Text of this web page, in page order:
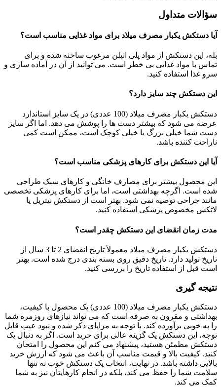
سؤالات متداول
آیا دستکش یکبار مصرف میلاد برای مواد غذایی مناسب است؟
بله، این دستکش از مواد پلی اتیلن مرغوب ساخته شده و برای
تماس با مواد غذایی بی خطر است. می توانید از آن در آماده سازی و
سرو غذا استفاده کنید.
این دستکش چند سایز دارد؟
دستکش یکبار مصرف میلاد (100 عددی) در یک سایز استاندارد
عرضه می شود که بیشتر دست ها را پوشش می دهد. اما اگر سایز
دست شما خیلی بزرگ یا خیلی کوچک است، ممکن است کمی
ناراحت کننده باشد.
آیا این دستکش برای کارهای پزشکی مناسب است؟
این محصول بیشتر برای مصارف خانگی و کارهای سبک طراحی
شده است. اگرچه بهداشتی است، اما برای کارهای پزشکی تخصصی
مانند جراحی توصیه نمی شود. بهتر است از دستکش نیتریل یا
لاتکس مخصوص پزشکی استفاده کنید.
مدت زمان انقضای این دستکش چقدر است؟
دستکش یکبار مصرف میلاد معمولاً تاریخ انقضای 2 تا 3 سال از
تاریخ تولید دارد. تاریخ دقیق روی بسته بندی درج شده است. بهتر
است قبل از استفاده تاریخ را بررسی کنید.
نتیجه گیری
دستکش یکبار مصرف میلاد (100 عددی) یک محصول با کیفیت،
بهداشتی و مقرون به صرفه است که می تواند نیازهای روزمره شما
را به خوبی برآورده کند. با توجه به مزایای ذکر شده و نبود عیب قابل
توجه، این دستکش یک گزینه عالی برای خرید است. اگر به دنبال یک
دستکش مطمئن هستید، پیشنهاد می کنم این محصول را امتحان
کنید. کیفیت بالا و قیمت مناسب آن باعث می شود که ارزش خرید
بالایی داشته باشد. در نهایت، انتخاب یک دستکش خوب نه تنها
سلامت شما را حفظ می کند، بلکه در انجام کارهایتان نیز به شما
کمک می کند.